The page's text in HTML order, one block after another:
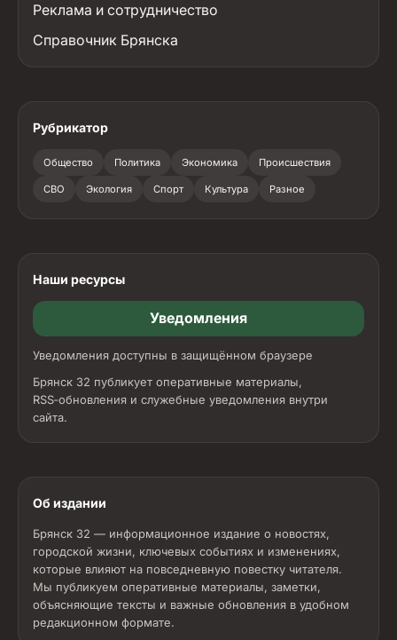
Реклама и сотрудничество
Справочник Брянска
Рубрикатор
Общество Политика Экономика Происшествия
СВО Экология Спорт Культура Разное
Наши ресурсы
Уведомления
Уведомления доступны в защищённом браузере
Брянск 32 публикует оперативные материалы,
RSS‑обновления и служебные уведомления внутри
сайта.
Об издании
Брянск 32 — информационное издание о новостях,
городской жизни, ключевых событиях и изменениях,
которые влияют на повседневную повестку читателя.
Мы публикуем оперативные материалы, заметки,
объясняющие тексты и важные обновления в удобном
редакционном формате.